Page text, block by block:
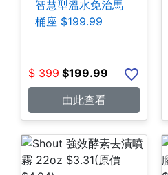
智慧型溫水免治馬
桶座 $199.99
$ 399 $199.99
由此查看